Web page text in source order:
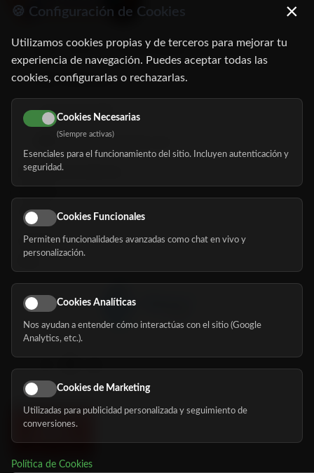
C/ Oruro, 11. 28016 Madrid
91 345 06 26
616 113 103
hola@mundomayor.com
Buscador de residencias
Eventos
Nosotros
Síguenos
🍪 Configuración de Cookies ×
Utilizamos cookies propias y de terceros para mejorar tu
experiencia de navegación. Puedes aceptar todas las
cookies, configurarlas o rechazarlas.
Cookies Necesarias
(Siempre activas)
Esenciales para el funcionamiento del sitio. Incluyen autenticación y
seguridad.
Cookies Funcionales
Permiten funcionalidades avanzadas como chat en vivo y
personalización.
Cookies Analíticas
Nos ayudan a entender cómo interactúas con el sitio (Google
Analytics, etc.).
Cookies de Marketing
Utilizadas para publicidad personalizada y seguimiento de
conversiones.
Política de Cookies